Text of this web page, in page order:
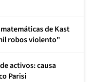
de Kast
robos violento"
activos: causa
Parisi